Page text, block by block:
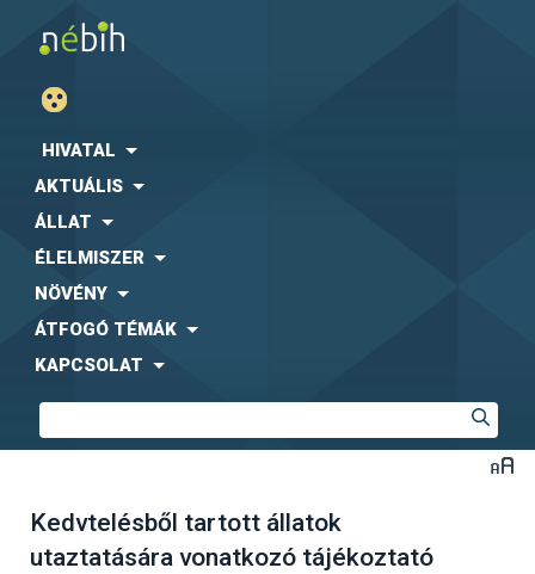
HIVATAL
AKTUÁLIS
ÁLLAT
ÉLELMISZER
NÖVÉNY
ÁTFOGÓ TÉMÁK
KAPCSOLAT
Kedvtelésből tartott állatok
utaztatására vonatkozó tájékoztató